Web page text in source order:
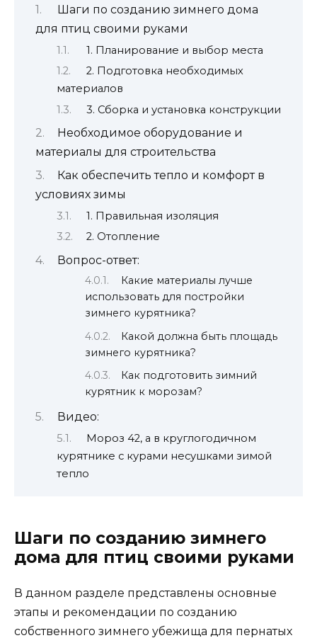
Шаги по созданию зимнего дома
для птиц своими руками
1. Планирование и выбор места
2. Подготовка необходимых
материалов
3. Сборка и установка конструкции
Необходимое оборудование и
материалы для строительства
Как обеспечить тепло и комфорт в
условиях зимы
1. Правильная изоляция
2. Отопление
Вопрос-ответ:
Какие материалы лучше
использовать для постройки
зимнего курятника?
Какой должна быть площадь
зимнего курятника?
Как подготовить зимний
курятник к морозам?
Видео:
Мороз 42, а в круглогодичном
курятнике с курами несушками зимой
тепло
Шаги по созданию зимнего
дома для птиц своими руками
В данном разделе представлены основные
этапы и рекомендации по созданию
собственного зимнего убежища для пернатых